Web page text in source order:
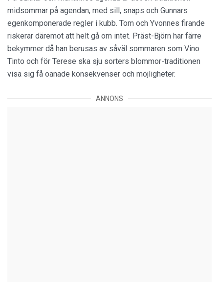
midsommar på agendan, med sill, snaps och Gunnars
egenkomponerade regler i kubb. Tom och Yvonnes firande
riskerar däremot att helt gå om intet. Präst-Björn har färre
bekymmer då han berusas av såväl sommaren som Vino
Tinto och för Terese ska sju sorters blommor-traditionen
visa sig få oanade konsekvenser och möjligheter.
ANNONS